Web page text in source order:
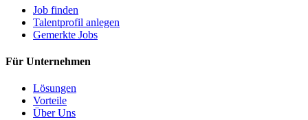
Job finden
Talentprofil anlegen
Gemerkte Jobs
Für Unternehmen
Lösungen
Vorteile
Über Uns